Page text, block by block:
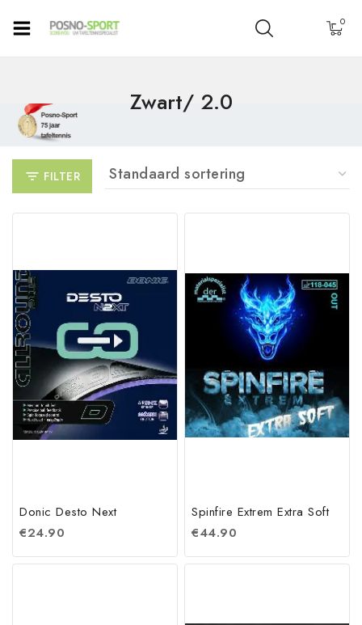
0
Zwart/ 2.0
FILTER
Donic Desto Next
€24.90
Spinfire Extrem Extra Soft
€44.90